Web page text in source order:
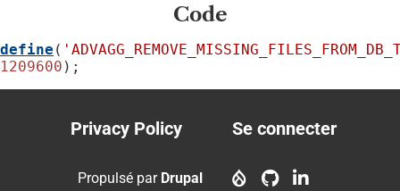
Code
define (
1209600 );
Footer
menu
Privacy Policy
account
Se connecter
Propulsé par Drupal